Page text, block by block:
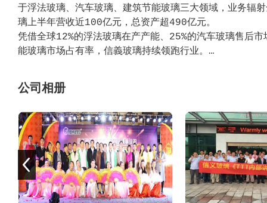
于浮法玻璃、汽车玻璃、建筑节能玻璃三大领域，业务
璃上半年营收近100亿元，总资产超490亿元。
凭借全球12%的浮法玻璃在产产能、25%的汽车玻璃售后
能玻璃市场占有率，信義玻璃持续领跑行业。
布局，并以3.6万吨级自有货轮保障全球供应链高效运转
三十多年来，信義集团不断推进产业链垂直整合和绿色低
片，再到下游汽车玻璃、建筑玻璃等深加工产品的一体化
收利用等项目，实现企业发展与能源利用、环境保护的和
的研发与创新，以全面、专业的解决方案赋能全球合作伙
峰、 碳中和”目标的实现贡献力量！
信义集团北海项目在于2018年成立信义玻璃（广西）有
义集团北海项目总投资122亿元，占地约2786亩，分三期
的汽车前挡夹层玻璃、低辐射镀膜玻璃生产线及屋顶分布
公司相册